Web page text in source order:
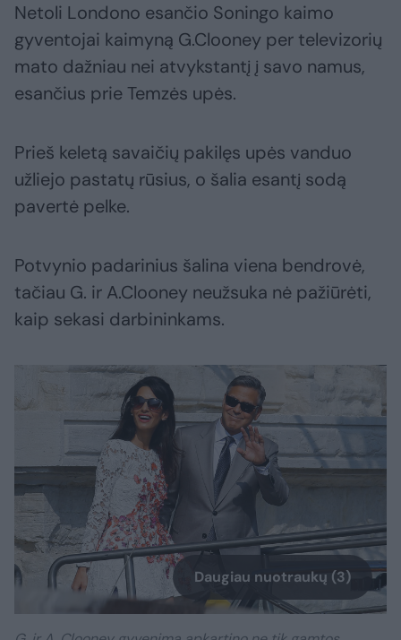
Netoli Londono esančio Soningo kaimo
gyventojai kaimyną G.Clooney per televizorių
mato dažniau nei atvykstantį į savo namus,
esančius prie Temzės upės.
Prieš keletą savaičių pakilęs upės vanduo
užliejo pastatų rūsius, o šalia esantį sodą
pavertė pelke.
Potvynio padarinius šalina viena bendrovė,
tačiau G. ir A.Clooney neužsuka nė pažiūrėti,
kaip sekasi darbininkams.
Daugiau nuotraukų (3)